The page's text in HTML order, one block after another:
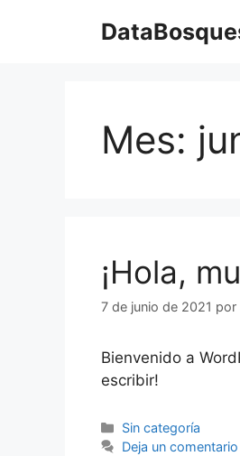
Mes:
¡Hola,
7 de junio de 2021 por
Bienvenido a
escribir!
Categorías
Sin categoría
Deja un comentario